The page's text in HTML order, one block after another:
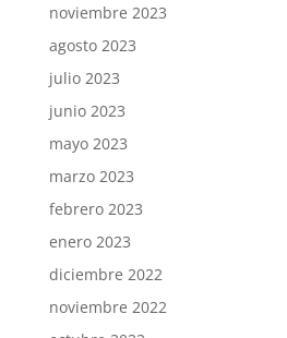
noviembre 2023
agosto 2023
julio 2023
junio 2023
mayo 2023
marzo 2023
febrero 2023
enero 2023
diciembre 2022
noviembre 2022